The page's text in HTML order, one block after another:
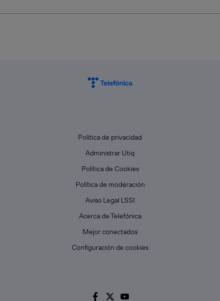
Política de privacidad
Administrar Utiq
Política de Cookies
Política de moderación
Aviso Legal LSSI
Acerca de Telefónica
Mejor conectados
Configuración de cookies